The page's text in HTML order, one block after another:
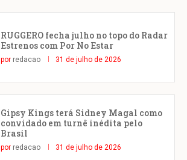
RUGGERO fecha julho no topo do Radar
Estrenos com Por No Estar
por redacao 31 de julho de 2026
Gipsy Kings terá Sidney Magal como
convidado em turnê inédita pelo
Brasil
por redacao 31 de julho de 2026